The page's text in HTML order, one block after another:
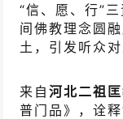
“信、愿、行”
间佛教理念圆
土，引发听众
来自河北二祖
普门品》，诠